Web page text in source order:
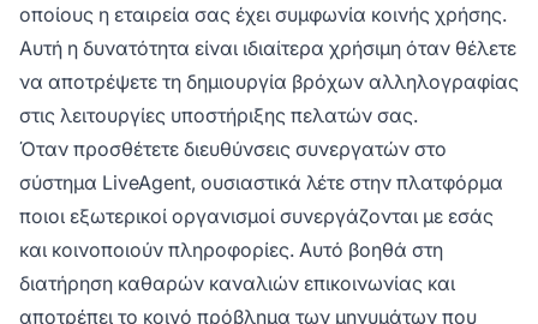
οποίους η εταιρεία σας έχει συμφωνία κοινής χρήσης.
Αυτή η δυνατότητα είναι ιδιαίτερα χρήσιμη όταν θέλετε
να αποτρέψετε τη δημιουργία βρόχων αλληλογραφίας
στις λειτουργίες υποστήριξης πελατών σας.
Όταν προσθέτετε διευθύνσεις συνεργατών στο
σύστημα LiveAgent, ουσιαστικά λέτε στην πλατφόρμα
ποιοι εξωτερικοί οργανισμοί συνεργάζονται με εσάς
και κοινοποιούν πληροφορίες. Αυτό βοηθά στη
διατήρηση καθαρών καναλιών επικοινωνίας και
αποτρέπει το κοινό πρόβλημα των μηνυμάτων που